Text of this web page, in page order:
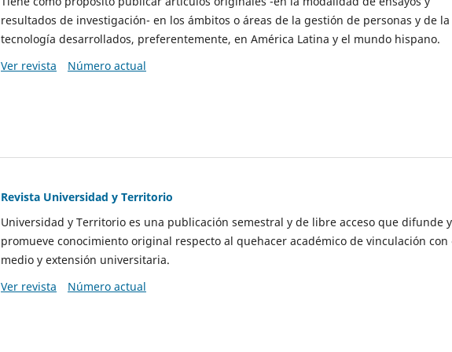
resultados de investigación- en los ámbitos o áreas de la gestión de personas y de la
tecnología desarrollados, preferentemente, en América Latina y el mundo hispano.
Ver revista
Número actual
Revista Universidad y Territorio
Universidad y Territorio es una publicación semestral y de libre acceso que difunde y
promueve conocimiento original respecto al quehacer académico de vinculación con
medio y extensión universitaria.
Ver revista
Número actual